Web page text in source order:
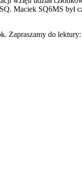
Maciek SQ6MS był
Zapraszamy do lektury: